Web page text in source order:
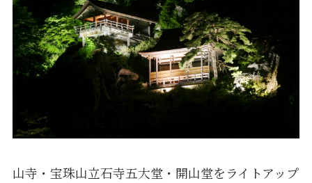
山寺・宝珠山立石寺五大堂・開山堂をライトアップ